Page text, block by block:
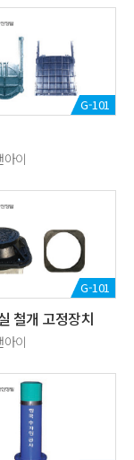
G-101
아이
G-101
철개 고정장치
아이